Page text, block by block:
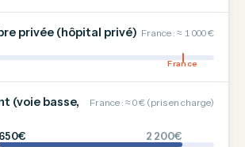
privée (hôpital privé) France : ≈ 1 000 €
France
(voie basse,
France : ≈ 0 € (pris en charge)
650€ 2 200€